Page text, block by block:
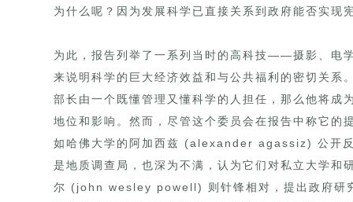
为什么呢？因为发展科学已直接关系到政府能否实现
为此，报告列举了一系列当时的高科技——摄影、电
来说明科学的巨大经济效益和与公共福利的密切关系
部长由一个既懂管理又懂科学的人担任，那么他将成
地位和影响。然而，尽管这个委员会在报告中称它的
如哈佛大学的阿加西兹 (alexander agassiz) 公开
是地质调查局，也深为不满，认为它们对私立大学和
尔 (john wesley powell) 则针锋相对，提出政府研